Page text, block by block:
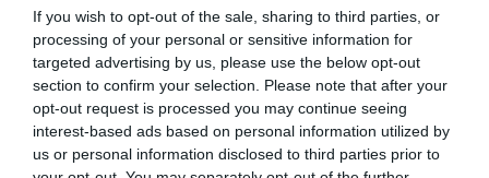
If you wish to opt-out of the sale, sharing to third parties, or
processing of your personal or sensitive information for
targeted advertising by us, please use the below opt-out
section to confirm your selection. Please note that after your
opt-out request is processed you may continue seeing
interest-based ads based on personal information utilized by
us or personal information disclosed to third parties prior to